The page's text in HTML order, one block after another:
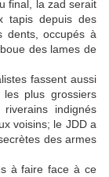
final, la zad serait
tapis depuis des
dents, occupés à
des lames de
fassent aussi
plus grossiers
indignés
voisins; le JDD a
des armes
à faire face à ce